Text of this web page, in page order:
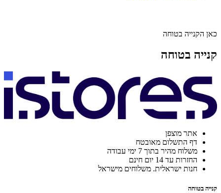
כאן הקנייה בטוחה
קנייה בטוחה
אתר מוצפן
דף התשלום מאובטח
משלוח מהיר בתוך 7 ימי עבודה
החזרות עד 14 יום חינם
חנות ישראלית. משלוחים מישראל
קנייה בטוחה